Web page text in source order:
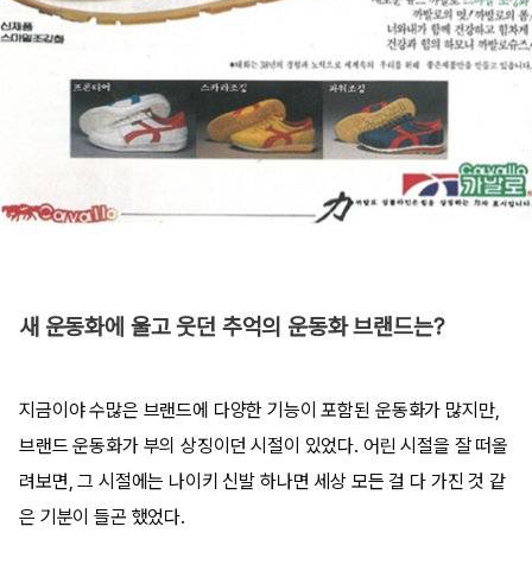
새 운동화에 울고 웃던 추억의 운동화 브랜드는?
지금이야 수많은 브랜드에 다양한 기능이 포함된 운동화가 많지만,
브랜드 운동화가 부의 상징이던 시절이 있었다. 어린 시절을 잘 떠올
려보면, 그 시절에는 나이키 신발 하나면 세상 모든 걸 다 가진 것 같
은 기분이 들곤 했었다.